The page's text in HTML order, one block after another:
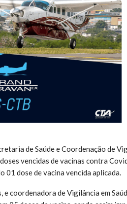
de Saúde e Coordenação de
vencidas de vacinas contra
01 dose de vacina vencida aplicada.
coordenadora de Vigilância em